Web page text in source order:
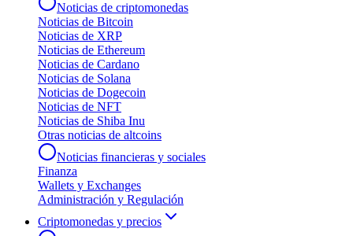
Noticias de criptomonedas
Noticias de Bitcoin
Noticias de XRP
Noticias de Ethereum
Noticias de Cardano
Noticias de Solana
Noticias de Dogecoin
Noticias de NFT
Noticias de Shiba Inu
Otras noticias de altcoins
Noticias financieras y sociales
Finanza
Wallets y Exchanges
Administración y Regulación
Criptomonedas y precios